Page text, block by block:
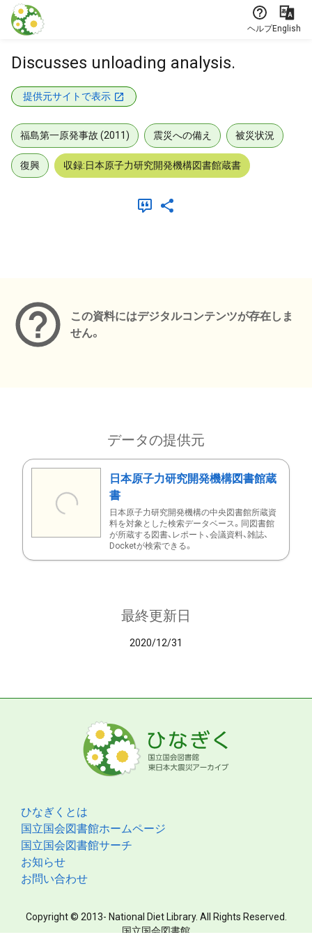
本文に飛ぶ
ヘルプEnglish
Discusses unloading analysis.
提供元サイトで表示
福島第一原発事故 (2011) 震災への備え 被災状況
復興 収録:日本原子力研究開発機構図書館蔵書
この資料にはデジタルコンテンツが存在しま
せん。
データの提供元
日本原子力研究開発機構図書館蔵
書
日本原子力研究開発機構の中央図書館所蔵資
料を対象とした検索データベース。同図書館
が所蔵する図書、レポート、会議資料、雑誌、
Docketが検索できる。
最終更新日
2020/12/31
ひなぎくとは
国立国会図書館ホームページ
国立国会図書館サーチ
お知らせ
お問い合わせ
Copyright © 2013- National Diet Library. All Rights Reserved.